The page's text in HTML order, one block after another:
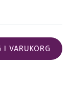
I VARUKORG